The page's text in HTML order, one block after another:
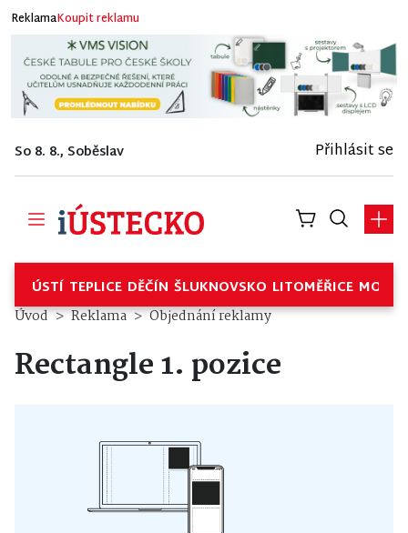
ReklamaKoupit reklamu
So 8. 8., Soběslav Přihlásit se
ÚSTÍ TEPLICE DĚČÍN ŠLUKNOVSKO LITOMĚŘICE
Úvod Reklama Objednání reklamy
Rectangle 1. pozice